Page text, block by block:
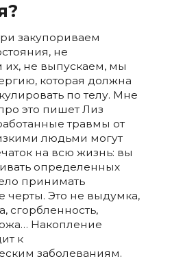
закупориваем
не
их, не выпускаем, мы
которая должна
по телу. Мне
это пишет Лиз
травмы от
людьми могут
на всю жизнь: вы
определенных
принимать
черты. Это не выдумка,
сгорбленность,
Накопление
к
заболеваниям.